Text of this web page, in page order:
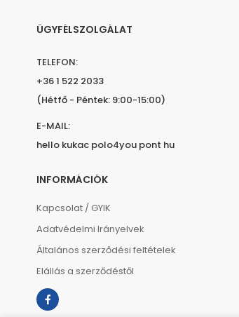
ÜGYFÉLSZOLGÁLAT
TELEFON:
+36 1 522 2033
(Hétfő - Péntek: 9:00-15:00)
E-MAIL:
hello kukac polo4you pont hu
INFORMÁCIÓK
Kapcsolat / GYIK
Adatvédelmi Irányelvek
Általános szerződési feltételek
Elállás a szerződéstől